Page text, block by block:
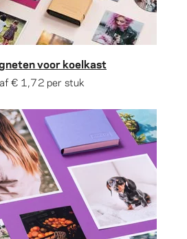
voor koelkast
€ 1,72 per stuk